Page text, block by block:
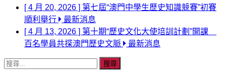
[ 4 月 20, 2026 ] 第七屆“澳門中學生歷史知識競賽”初賽
順利舉行
最新消息
[ 4 月 13, 2026 ] 第十期“歷史文化大使培訓計劃”開課
百名學員共探澳門歷史文脈
最新消息
搜